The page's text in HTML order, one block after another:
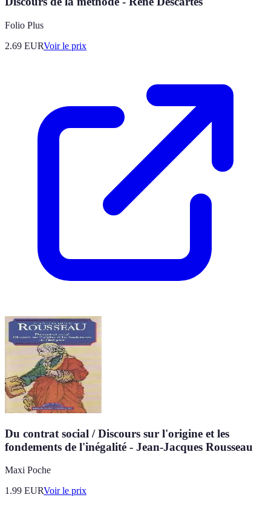
Folio Plus
2.69 EURVoir le prix
Du contrat social / Discours sur l'origine et les
fondements de l'inégalité - Jean-Jacques Rousseau
Maxi Poche
1.99 EURVoir le prix